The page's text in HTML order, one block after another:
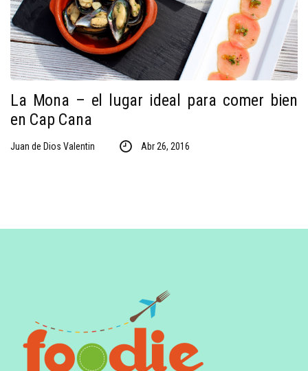
La Mona – el lugar ideal para comer bien
en Cap Cana
Juan de Dios Valentin Abr 26, 2016